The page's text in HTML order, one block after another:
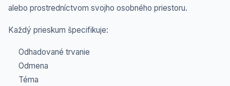
alebo prostredníctvom svojho osobného priestoru.
Každý prieskum špecifikuje:
Odhadované trvanie
Odmena
Téma